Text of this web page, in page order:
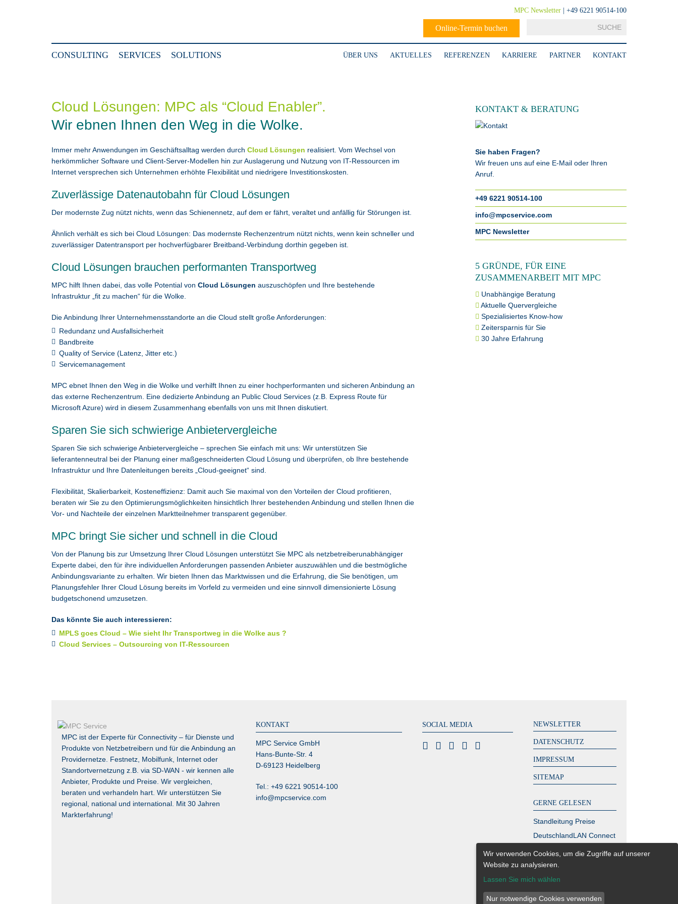
MPC Newsletter | +49 6221 90514-100
Online-Termin buchen
CONSULTING SERVICES SOLUTIONS ÜBER UNS AKTUELLES REFERENZEN KARRIERE PARTNER KONTAKT
Cloud Lösungen: MPC als “Cloud Enabler”.
Wir ebnen Ihnen den Weg in die Wolke.
Immer mehr Anwendungen im Geschäftsalltag werden durch Cloud Lösungen realisiert. Vom Wechsel von
herkömmlicher Software und Client-Server-Modellen hin zur Auslagerung und Nutzung von IT-Ressourcen im
Internet versprechen sich Unternehmen erhöhte Flexibilität und niedrigere Investitionskosten.
Zuverlässige Datenautobahn für Cloud Lösungen
Der modernste Zug nützt nichts, wenn das Schienennetz, auf dem er fährt, veraltet und anfällig für Störungen ist.
Ähnlich verhält es sich bei Cloud Lösungen: Das modernste Rechenzentrum nützt nichts, wenn kein schneller und
zuverlässiger Datentransport per hochverfügbarer Breitband-Verbindung dorthin gegeben ist.
Cloud Lösungen brauchen performanten Transportweg
MPC hilft Ihnen dabei, das volle Potential von Cloud Lösungen auszuschöpfen und Ihre bestehende
Infrastruktur „fit zu machen“ für die Wolke.
Die Anbindung Ihrer Unternehmensstandorte an die Cloud stellt große Anforderungen:
Redundanz und Ausfallsicherheit
Bandbreite
Quality of Service (Latenz, Jitter etc.)
Servicemanagement
MPC ebnet Ihnen den Weg in die Wolke und verhilft Ihnen zu einer hochperformanten und sicheren Anbindung an
das externe Rechenzentrum. Eine dedizierte Anbindung an Public Cloud Services (z.B. Express Route für
Microsoft Azure) wird in diesem Zusammenhang ebenfalls von uns mit Ihnen diskutiert.
Sparen Sie sich schwierige Anbietervergleiche
Sparen Sie sich schwierige Anbietervergleiche – sprechen Sie einfach mit uns: Wir unterstützen Sie
lieferantenneutral bei der Planung einer maßgeschneiderten Cloud Lösung und überprüfen, ob Ihre bestehende
Infrastruktur und Ihre Datenleitungen bereits „Cloud-geeignet“ sind.
Flexibilität, Skalierbarkeit, Kosteneffizienz: Damit auch Sie maximal von den Vorteilen der Cloud profitieren,
beraten wir Sie zu den Optimierungsmöglichkeiten hinsichtlich Ihrer bestehenden Anbindung und stellen Ihnen die
Vor- und Nachteile der einzelnen Marktteilnehmer transparent gegenüber.
MPC bringt Sie sicher und schnell in die Cloud
Von der Planung bis zur Umsetzung Ihrer Cloud Lösungen unterstützt Sie MPC als netzbetreiberunabhängiger
Experte dabei, den für ihre individuellen Anforderungen passenden Anbieter auszuwählen und die bestmögliche
Anbindungsvariante zu erhalten. Wir bieten Ihnen das Marktwissen und die Erfahrung, die Sie benötigen, um
Planungsfehler Ihrer Cloud Lösung bereits im Vorfeld zu vermeiden und eine sinnvoll dimensionierte Lösung
budgetschonend umzusetzen.
Das könnte Sie auch interessieren:
MPLS goes Cloud – Wie sieht Ihr Transportweg in die Wolke aus ?
Cloud Services – Outsourcing von IT-Ressourcen
KONTAKT & BERATUNG
Sie haben Fragen?
Wir freuen uns auf eine E-Mail oder Ihren
Anruf.
+49 6221 90514-100
info@mpcservice.com
MPC Newsletter
5 GRÜNDE, FÜR EINE
ZUSAMMENARBEIT MIT MPC
Unabhängige Beratung
Aktuelle Quervergleiche
Spezialisiertes Know-how
Zeitersparnis für Sie
30 Jahre Erfahrung
MPC ist der Experte für Connectivity – für Dienste und
Produkte von Netzbetreibern und für die Anbindung an
Providernetze. Festnetz, Mobilfunk, Internet oder
Standortvernetzung z.B. via SD-WAN - wir kennen alle
Anbieter, Produkte und Preise. Wir vergleichen,
beraten und verhandeln hart. Wir unterstützen Sie
regional, national und international. Mit 30 Jahren
Markterfahrung!
KONTAKT
MPC Service GmbH
Hans-Bunte-Str. 4
D-69123 Heidelberg
Tel.: +49 6221 90514-100
info@mpcservice.com
SOCIAL MEDIA NEWSLETTER
DATENSCHUTZ
IMPRESSUM
SITEMAP
GERNE GELESEN
Standleitung Preise
DeutschlandLAN Connect
MPLS Kosten – zahlen
Richtfunk Internet
Wir verwenden Cookies, um die Zugriffe auf unserer
Website zu analysieren.
Lassen Sie mich wählen
Nur notwendige Cookies verwenden